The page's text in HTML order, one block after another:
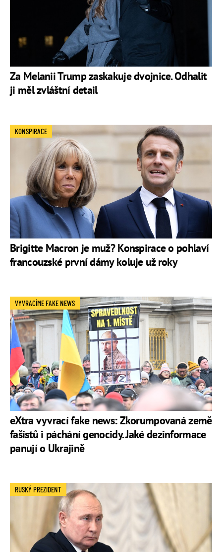
Za Melanii Trump zaskakuje dvojnice. Odhalit
ji měl zvláštní detail
Brigitte Macron je muž? Konspirace o pohlaví
francouzské první dámy koluje už roky
KONSPIRACE
eXtra vyvrací fake news: Zkorumpovaná země
fašistů i páchání genocidy. Jaké dezinformace
panují o Ukrajině
VYVRACÍME FAKE NEWS
RUSKÝ PREZIDENT